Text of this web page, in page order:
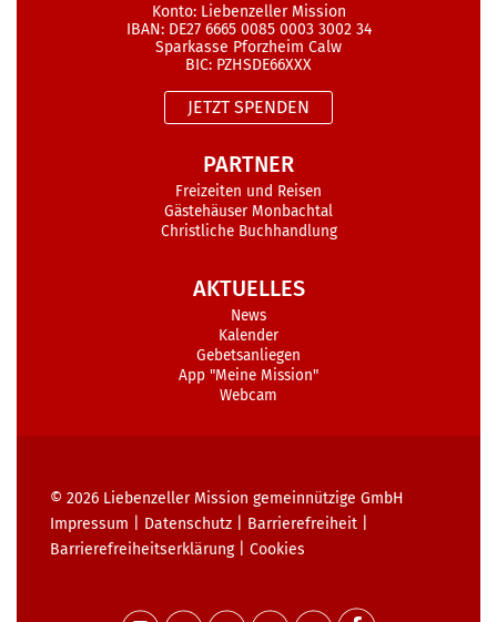
Konto: Liebenzeller Mission
IBAN: DE27 6665 0085 0003 3002 34
Sparkasse Pforzheim Calw
BIC: PZHSDE66XXX
JETZT SPENDEN
PARTNER
Freizeiten und Reisen
Gästehäuser Monbachtal
Christliche Buchhandlung
AKTUELLES
News
Kalender
Gebetsanliegen
App "Meine Mission"
Webcam
© 2026 Liebenzeller Mission gemeinnützige GmbH
Impressum
Datenschutz Barrierefreiheit
Barrierefreiheits­erklärung| Cookies